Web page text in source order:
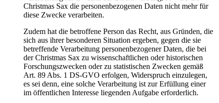
Christmas Sax die personenbezogenen Daten nicht mehr für
diese Zwecke verarbeiten.
Zudem hat die betroffene Person das Recht, aus Gründen, die
sich aus ihrer besonderen Situation ergeben, gegen die sie
betreffende Verarbeitung personenbezogener Daten, die bei
der Christmas Sax zu wissenschaftlichen oder historischen
Forschungszwecken oder zu statistischen Zwecken gemäß
Art. 89 Abs. 1 DS-GVO erfolgen, Widerspruch einzulegen,
es sei denn, eine solche Verarbeitung ist zur Erfüllung einer
im öffentlichen Interesse liegenden Aufgabe erforderlich.